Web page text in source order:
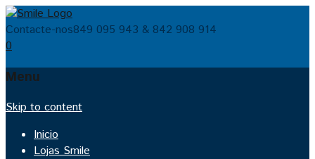
Contacte-nos849 095 943 & 842 908 914
0
Menu
Skip to content
Inicio
Lojas Smile